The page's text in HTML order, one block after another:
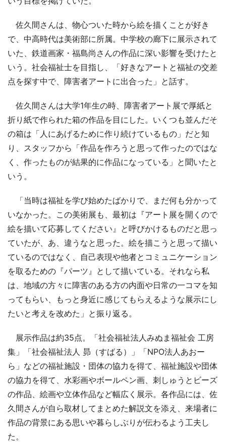
佐久間さんは、物心ついた時から絵を描くことが好き
で、中高時代は美術部に所属。中学校の廊下に展示されて
いた、鉄道画家・福島尚さんの作品に深い影響を受けたと
いう。社会福祉士を目指し、「好きなアートと福祉の交差
点を探す中で、障害者アートに出合った」と話す。
佐久間さんは大学1年生の時、障害者アート展で厚紙と
折り紙で作られた箱の作品を目にした。いくつも並んだそ
の箱は「人にあげるために作り続けているもの」だと知
り、スタッフから「作品を作ろうと思って作ったのではな
く、作ったものが結果的に作品になっている」と聞いたと
いう。
「当時は福祉を学び始めたばかりで、まだ何も分かって
いなかった。この美術展も、最初は『アート展を開くので
絵を描いて応募してください』と呼びかけるものだと思っ
ていたが、あ、違うなと思った。絵を描こうと思って描い
ているのではなく、自己表現や他者とコミュニケーション
を取るための『パーツ』として描いている。それなら私
は、地域の方々に障害のある方の内面や日常の一コマを知
ってもらい、もっと身近に感じてもらえるような展示にし
たいと考えを改めた」と振り返る。
展示作品は約35点。「社会福祉法人みぬま福祉会 工房
集」「社会福祉法人 昴（すばる）」「NPO法人あおー
ら」などの福祉施設・団体の協力を得て、福祉施設や団体
の協力を得て、水彩画やボールペン画、刺しゅうとビーズ
の作品、絵画や立体作品など幅広く展示。各作品には、佐
久間さんが自ら取材してまとめた解説文を添え、来場者に
作品の背景にある思いや暮らしぶりが伝わるよう工夫し
た。